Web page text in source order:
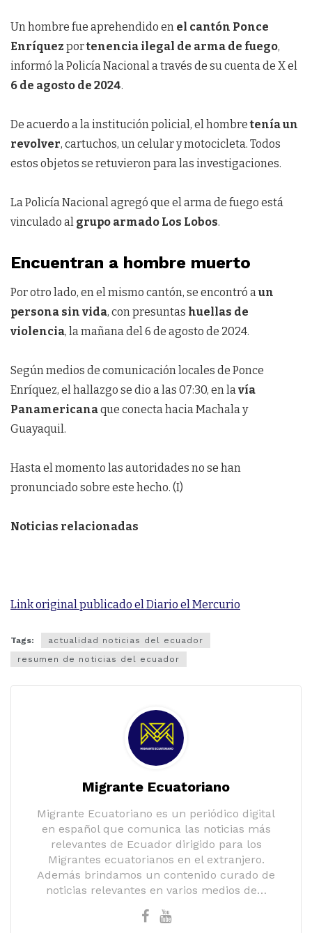
Un hombre fue aprehendido en el cantón Ponce
Enríquez portenencia ilegal de arma de fuego,
informó la Policía Nacional a través de su cuenta de X el
6 de agosto de 2024.
De acuerdo a la institución policial, el hombretenía un
revolver, cartuchos, un celular y motocicleta. Todos
estos objetos se retuvieron para las investigaciones.
La Policía Nacional agregó que el arma de fuego está
vinculado al grupo armado Los Lobos.
Encuentran a hombre muerto
Por otro lado, en el mismo cantón, se encontró a un
persona sin vida, con presuntas huellas de
violencia, la mañana del 6 de agosto de 2024.
Según medios de comunicación locales de Ponce
Enríquez, el hallazgo se dio a las 07:30, en la vía
Panamericanaque conecta hacia Machala y
Guayaquil.
Hasta el momento las autoridades no se han
pronunciado sobre este hecho. (I)
Noticias relacionadas
Link original publicado el Diario el Mercurio
Tags:
actualidad noticias del ecuador
resumen de noticias del ecuador
Migrante Ecuatoriano
Migrante Ecuatoriano es un periódico digital
en español que comunica las noticias más
relevantes de Ecuador dirigido para los
Migrantes ecuatorianos en el extranjero.
Además brindamos un contenido curado de
noticias relevantes en varios medios de…